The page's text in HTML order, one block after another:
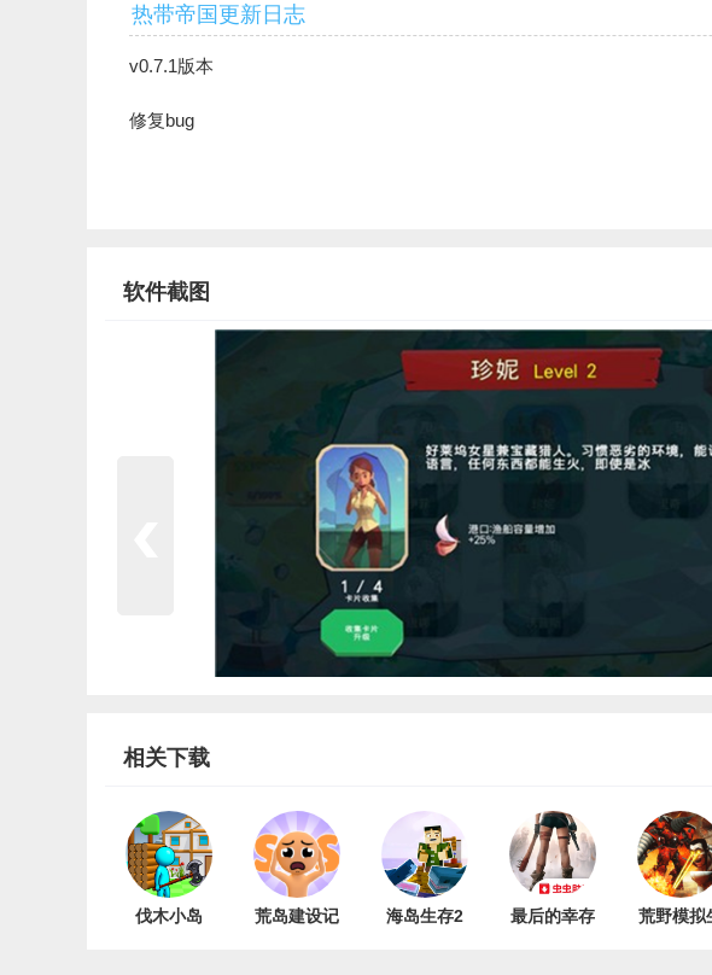
热带帝国更新日志
v0.7.1版本
修复bug
软件截图
相关下载
伐木小岛
荒岛建设记
海岛生存2
最后的幸存
荒野模拟